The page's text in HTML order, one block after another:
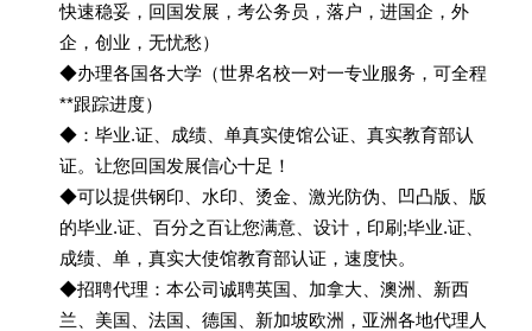
快速稳妥，回国发展，考公务员，落户，进国企，外
企，创业，无忧愁）
◆办理各国各大学（世界名校一对一专业服务，可全程
**跟踪进度）
◆：毕业.证、成绩、单真实使馆公证、真实教育部认
证。让您回国发展信心十足！
◆可以提供钢印、水印、烫金、激光防伪、凹凸版、版
的毕业.证、百分之百让您满意、设计，印刷;毕业.证、
成绩、单，真实大使馆教育部认证，速度快。
◆招聘代理：本公司诚聘英国、加拿大、澳洲、新西
兰、美国、法国、德国、新加坡欧洲，亚洲各地代理人